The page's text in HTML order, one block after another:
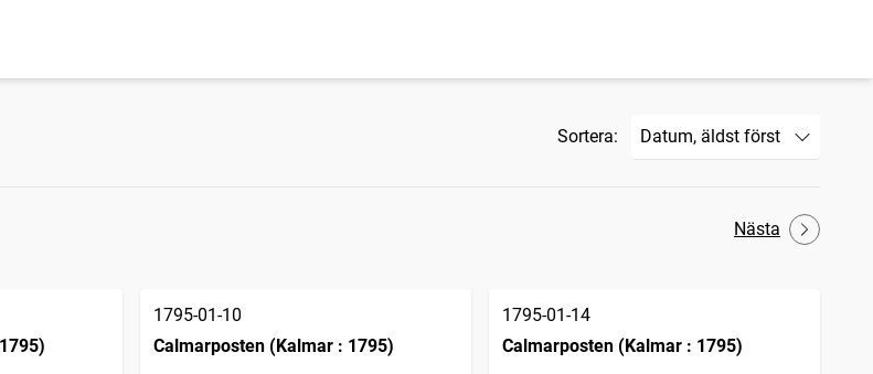
Sortera:
Nästa
1795-01-10
Calmarposten (Kalmar : 1795)
1795-01-14
Calmarposten (Kalmar : 1795)